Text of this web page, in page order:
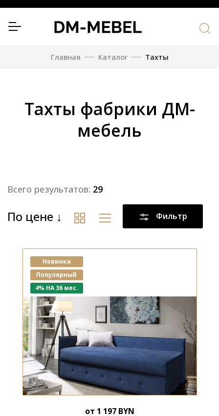
Главная Каталог Тахты
Тахты фабрики ДМ-
мебель
Всего результатов: 29
По цене Фильтр
Новинка
Популярный
4% НА 36 мес.
от 1 197 BYN